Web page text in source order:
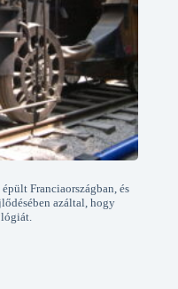
Franciaországban, és
azáltal, hogy